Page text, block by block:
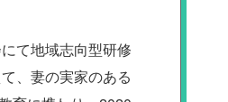
て地域志向型研修
、妻の実家のある